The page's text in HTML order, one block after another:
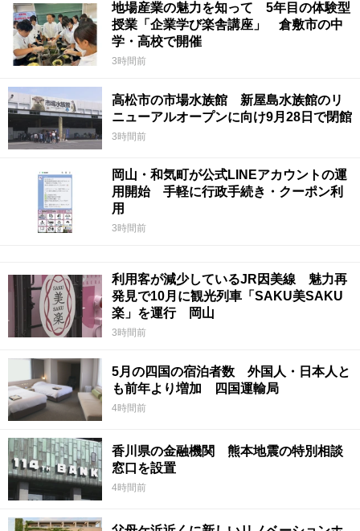
地場産業の魅力を知って 5年目の体験型
授業「企業学び楽舎講座」 倉敷市の中
学・高校で開催
3時間前
高松市の市場水族館 新屋島水族館のリ
ニューアルオープンに向け9月28日で閉館
3時間前
岡山・和気町が公式LINEアカウントの運
用開始 手軽に行政手続き・クーポン利
用
3時間前
利用客が減少しているJR因美線 魅力再
発見で10月に観光列車「SAKU美SAKU
楽」を運行 岡山
3時間前
5月の四国の宿泊者数 外国人・日本人と
も前年より増加 四国運輸局
4時間前
香川県の金融機関 熊本地震の特別相談
窓口を設置
4時間前